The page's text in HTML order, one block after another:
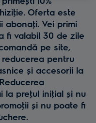
Oferta este
abonaţi. Vei primi
fi valabil 30 de zile
pe site,
pentru
și accesorii la
la preţul iniţial și nu
și nu poate fi